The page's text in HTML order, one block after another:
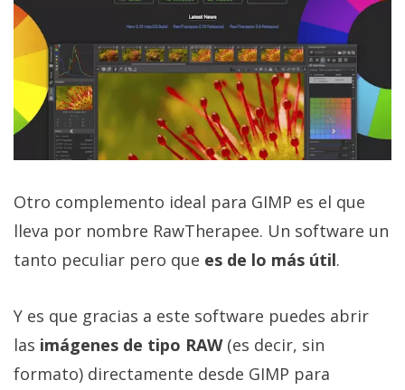
Otro complemento ideal para GIMP es el que
lleva por nombre RawTherapee. Un software un
tanto peculiar pero que es de lo más útil.
Y es que gracias a este software puedes abrir
las imágenes de tipo RAW(es decir, sin
formato) directamente desde GIMP para